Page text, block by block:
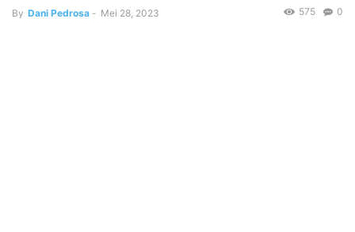
By Dani Pedrosa - Mei 28, 2023 0
575